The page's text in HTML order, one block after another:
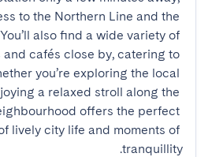
to the Northern Line and the
also find a wide variety of
and cafés close by, catering to
you’re exploring the local
a relaxed stroll along the
offers the perfect
lively city life and moments of
tranquillity.